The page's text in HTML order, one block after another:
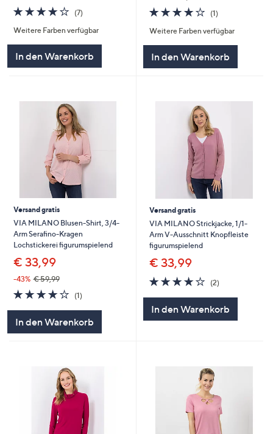
4.1
von
5
(7)
Weitere Farben verfügbar
In den Warenkorb
4.0
von
5
(1)
Weitere Farben verfügbar
In den Warenkorb
Versand gratis
VIA MILANO Blusen-Shirt, 3/4-
Arm Serafino-Kragen
Lochstickerei figurumspielend
€ 33,99
-43% € 59,99
4.0
von
(1)
In den Warenkorb
Versand gratis
VIA MILANO Strickjacke, 1/1-
Arm V-Ausschnitt Knopfleiste
figurumspielend
€ 33,99
4.0
von
(2)
In den Warenkorb